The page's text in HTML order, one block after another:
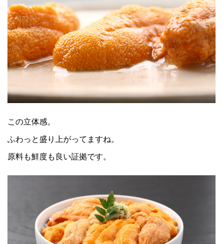
この立体感。
ふわっと盛り上がってますね。
原料も鮮度も良い証拠です。